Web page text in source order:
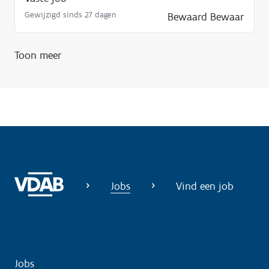
Gewijzigd sinds 27 dagen Bewaard Bewaar
Toon meer
Jobs Vind een job
Jobs